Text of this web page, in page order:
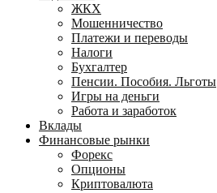
ЖКХ
Мошенничество
Платежи и переводы
Налоги
Бухгалтер
Пенсии. Пособия. Льготы
Игры на деньги
Работа и заработок
Вклады
Финансовые рынки
Форекс
Опционы
Криптовалюта